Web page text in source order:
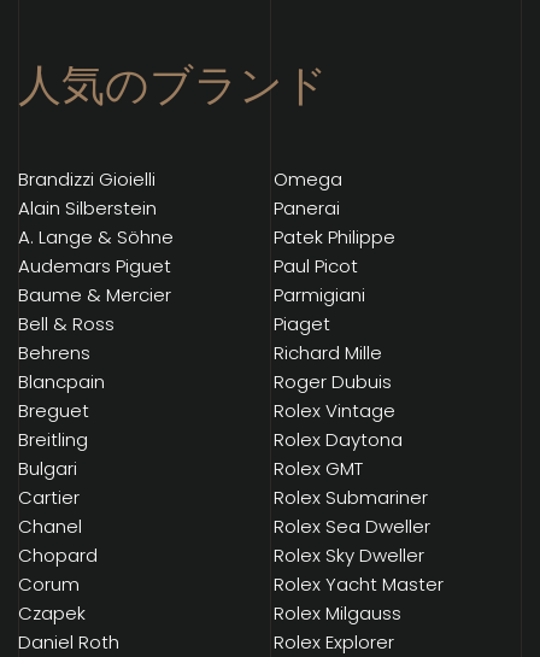
人気のブランド
Brandizzi Gioielli
Alain Silberstein
A. Lange & Söhne
Audemars Piguet
Baume & Mercier
Bell & Ross
Behrens
Blancpain
Breguet
Breitling
Bulgari
Cartier
Chanel
Chopard
Corum
Czapek
Daniel Roth
Omega
Panerai
Patek Philippe
Paul Picot
Parmigiani
Piaget
Richard Mille
Roger Dubuis
Rolex Vintage
Rolex Daytona
Rolex GMT
Rolex Submariner
Rolex Sea Dweller
Rolex Sky Dweller
Rolex Yacht Master
Rolex Milgauss
Rolex Explorer